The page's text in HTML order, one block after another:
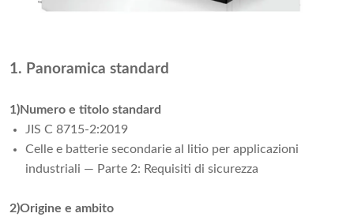
1. Panoramica standard
1)Numero e titolo standard
JIS C 8715-2:2019
Celle e batterie secondarie al litio per applicazioni
industriali — Parte 2: Requisiti di sicurezza
2)Origine e ambito